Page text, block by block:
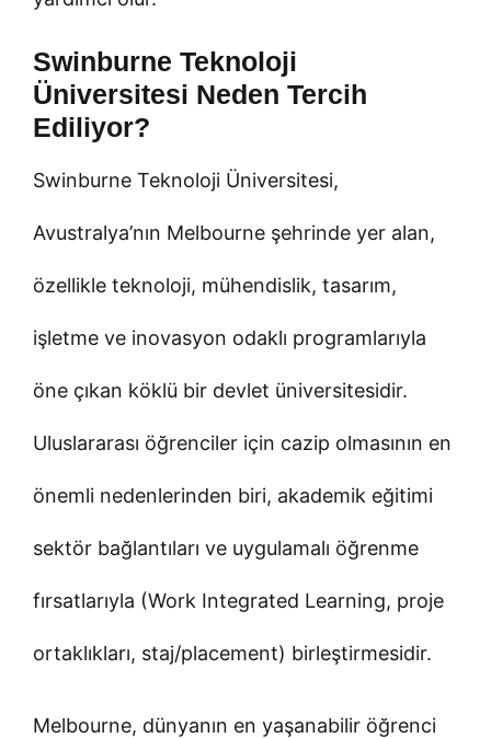
Swinburne Teknoloji
Üniversitesi Neden Tercih
Ediliyor?
Swinburne Teknoloji Üniversitesi,
Avustralya’nın Melbourne şehrinde yer alan,
özellikle teknoloji, mühendislik, tasarım,
işletme ve inovasyon odaklı programlarıyla
öne çıkan köklü bir devlet üniversitesidir.
Uluslararası öğrenciler için cazip olmasının en
önemli nedenlerinden biri, akademik eğitimi
sektör bağlantıları ve uygulamalı öğrenme
fırsatlarıyla (Work Integrated Learning, proje
ortaklıkları, staj/placement) birleştirmesidir.
Melbourne, dünyanın en yaşanabilir öğrenci